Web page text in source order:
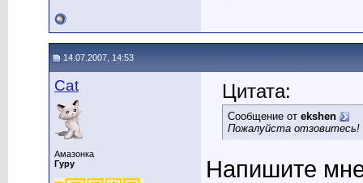
14.07.2007, 14:53
Cat
Амазонка
Гуру
Цитата:
Сообщение от ekshen
Пожалуйста отзовитесь!
Напишите